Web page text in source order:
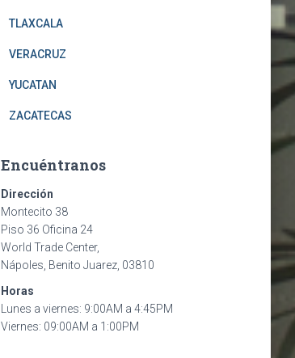
TLAXCALA
VERACRUZ
YUCATAN
ZACATECAS
Encuéntranos
Dirección
Montecito 38
Piso 36 Oficina 24
World Trade Center,
Nápoles, Benito Juarez, 03810
Horas
Lunes a viernes: 9:00AM a 4:45PM
Viernes: 09:00AM a 1:00PM